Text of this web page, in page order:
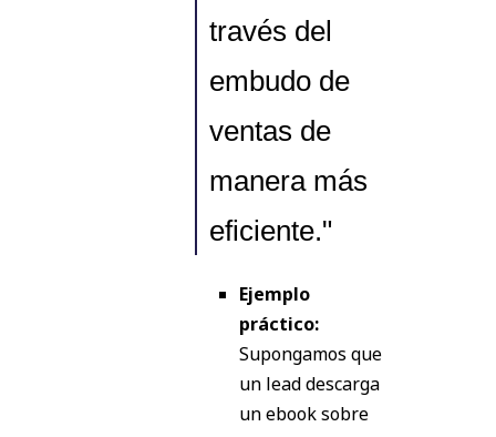
través del
embudo de
ventas de
manera más
eficiente."
Ejemplo
práctico:
Supongamos que
un lead descarga
un ebook sobre